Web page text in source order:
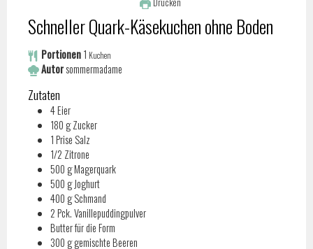
Schneller Quark-Käsekuchen ohne Boden
Portionen1 Kuchen
Autorsommermadame
Zutaten
4Eier
180 gZucker
1 Prise Salz
1/2 Zitrone
500 gMagerquark
500 gJoghurt
400 gSchmand
2 Pck. Vanillepuddingpulver
Butter für die Form
300 ggemischte Beeren